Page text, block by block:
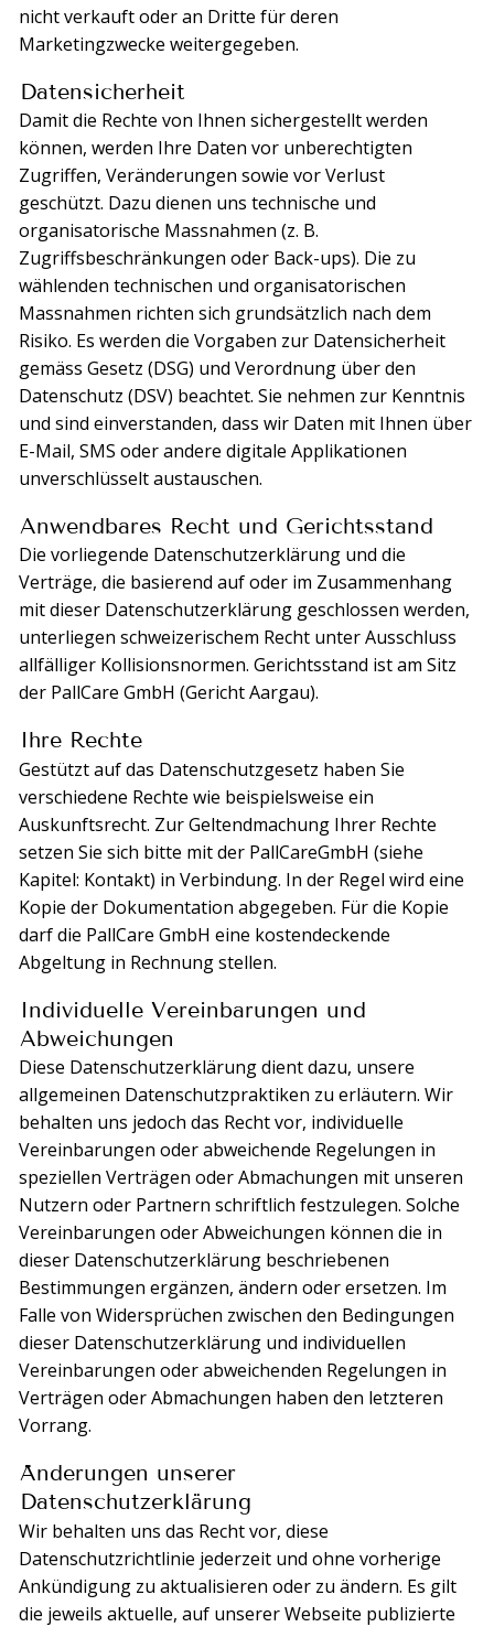
nicht verkauft oder an Dritte für deren
Marketingzwecke weitergegeben.
Datensicherheit
Damit die Rechte von Ihnen sichergestellt werden
können, werden Ihre Daten vor unberechtigten
Zugriffen, Veränderungen sowie vor Verlust
geschützt. Dazu dienen uns technische und
organisatorische Massnahmen (z. B.
Zugriffsbeschränkungen oder Back-ups). Die zu
wählenden technischen und organisatorischen
Massnahmen richten sich grundsätzlich nach dem
Risiko. Es werden die Vorgaben zur Datensicherheit
gemäss Gesetz (DSG) und Verordnung über den
Datenschutz (DSV) beachtet. Sie nehmen zur Kenntnis
und sind einverstanden, dass wir Daten mit Ihnen über
E-Mail, SMS oder andere digitale Applikationen
unverschlüsselt austauschen.
Anwendbares Recht und Gerichtsstand
Die vorliegende Datenschutzerklärung und die
Verträge, die basierend auf oder im Zusammenhang
mit dieser Datenschutzerklärung geschlossen werden,
unterliegen schweizerischem Recht unter Ausschluss
allfälliger Kollisionsnormen. Gerichtsstand ist am Sitz
der PallCare GmbH (Gericht Aargau).
Ihre Rechte
Gestützt auf das Datenschutzgesetz haben Sie
verschiedene Rechte wie beispielsweise ein
Auskunftsrecht. Zur Geltendmachung Ihrer Rechte
setzen Sie sich bitte mit der PallCareGmbH (siehe
Kapitel: Kontakt) in Verbindung. In der Regel wird eine
Kopie der Dokumentation abgegeben. Für die Kopie
darf die PallCare GmbH eine kostendeckende
Abgeltung in Rechnung stellen.
Individuelle Vereinbarungen und
Abweichungen
Diese Datenschutzerklärung dient dazu, unsere
allgemeinen Datenschutzpraktiken zu erläutern. Wir
behalten uns jedoch das Recht vor, individuelle
Vereinbarungen oder abweichende Regelungen in
speziellen Verträgen oder Abmachungen mit unseren
Nutzern oder Partnern schriftlich festzulegen. Solche
Vereinbarungen oder Abweichungen können die in
dieser Datenschutzerklärung beschriebenen
Bestimmungen ergänzen, ändern oder ersetzen. Im
Falle von Widersprüchen zwischen den Bedingungen
dieser Datenschutzerklärung und individuellen
Vereinbarungen oder abweichenden Regelungen in
Verträgen oder Abmachungen haben den letzteren
Vorrang.
Änderungen unserer
Datenschutzerklärung
Wir behalten uns das Recht vor, diese
Datenschutzrichtlinie jederzeit und ohne vorherige
Ankündigung zu aktualisieren oder zu ändern. Es gilt
die jeweils aktuelle, auf unserer Webseite publizierte